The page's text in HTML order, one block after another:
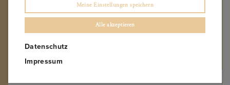
Österreich
Rumänien
Spanien
Südafrika
Meine Einstellungen speichern
Alle akzeptieren
Datenschutz
Impressum